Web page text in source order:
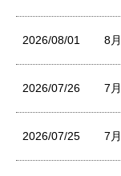
2026/08/01 8
2026/07/26 7
2026/07/25 7